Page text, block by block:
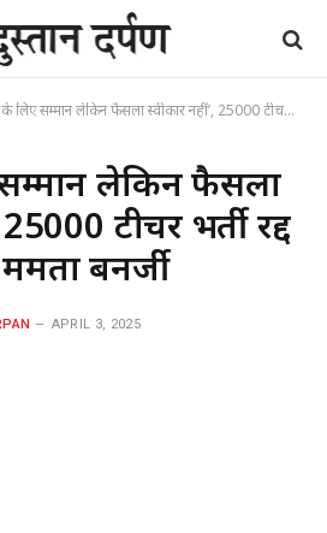
सम्मान लेकिन फैसला स्वीकार नहीं’, 25000 टीचर भर्ती रद्द होने पर बोली ममता बनर्जी
सम्मान लेकिन फैसला
टीचर भर्ती रद्द
बनर्जी
APRIL 3, 2025